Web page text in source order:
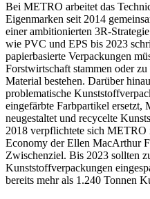
Bei METRO arbeitet das
Eigenmarken seit 2014
einer ambitionierten 3R-
wie PVC und EPS bis 2023
papierbasierte Verpackungen
Forstwirtschaft stammen oder
Material bestehen. Darüber
problematische
eingefärbte Farbpartikel ersetzt,
neugestaltet und recycelte
2018 verpflichtete sich METRO
Economy der Ellen MacArthur
Zwischenziel. Bis 2023 sollten
Kunststoffverpackungen
bereits mehr als 1.240 Tonnen